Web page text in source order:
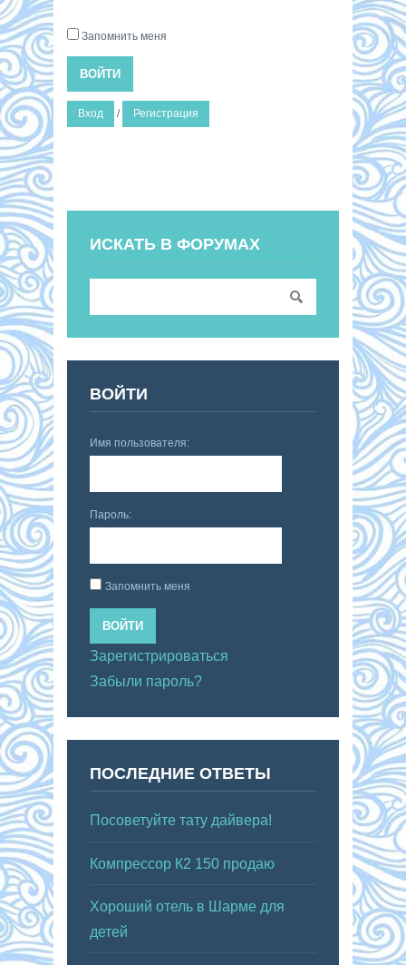
Запомнить меня
ВОЙТИ
Вход / Регистрация
ИСКАТЬ В ФОРУМАХ
ВОЙТИ
Имя пользователя:
Пароль:
Запомнить меня
ВОЙТИ
Зарегистрироваться
Забыли пароль?
ПОСЛЕДНИЕ ОТВЕТЫ
Посоветуйте тату дайвера!
Компрессор К2 150 продаю
Хороший отель в Шарме для
детей